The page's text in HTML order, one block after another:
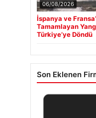
06/08/2026
İspanya ve
Tamamlayan
Türkiye’ye Döndü
Son Eklenen